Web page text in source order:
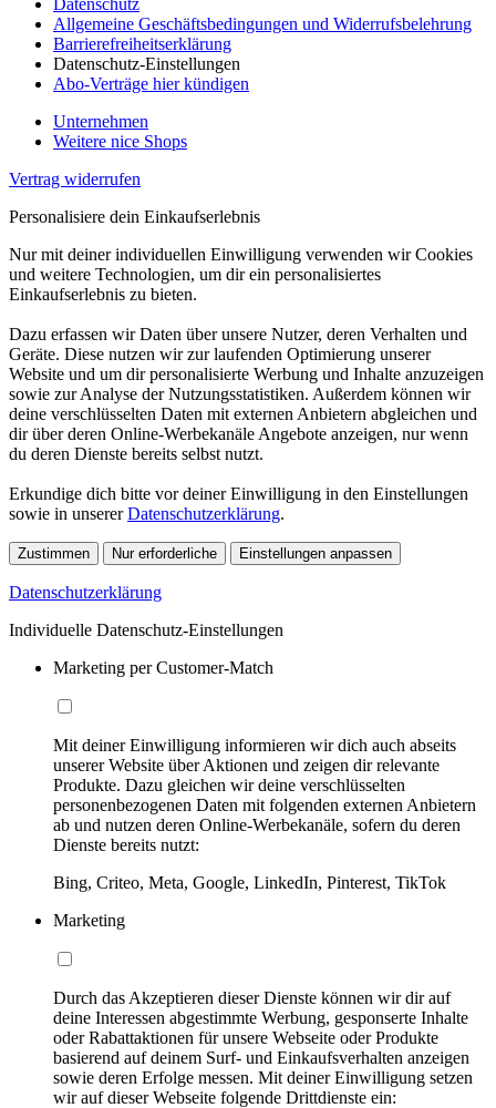
Allgemeine Geschäftsbedingungen und Widerrufsbelehrung
Barrierefreiheitserklärung
Datenschutz-Einstellungen
Abo-Verträge hier kündigen
Unternehmen
Weitere nice Shops
Vertrag widerrufen
Personalisiere dein Einkaufserlebnis
Nur mit deiner individuellen Einwilligung verwenden wir Cookies
und weitere Technologien, um dir ein personalisiertes
Einkaufserlebnis zu bieten.
Dazu erfassen wir Daten über unsere Nutzer, deren Verhalten und
Geräte. Diese nutzen wir zur laufenden Optimierung unserer
Website und um dir personalisierte Werbung und Inhalte anzuzeigen
sowie zur Analyse der Nutzungsstatistiken. Außerdem können wir
deine verschlüsselten Daten mit externen Anbietern abgleichen und
dir über deren Online-Werbekanäle Angebote anzeigen, nur wenn
du deren Dienste bereits selbst nutzt.
Erkundige dich bitte vor deiner Einwilligung in den Einstellungen
sowie in unsererDatenschutzerklärung.
Zustimmen Nur erforderliche Einstellungen anpassen
Datenschutzerklärung
Individuelle Datenschutz-Einstellungen
Marketing per Customer-Match
Mit deiner Einwilligung informieren wir dich auch abseits
unserer Website über Aktionen und zeigen dir relevante
Produkte. Dazu gleichen wir deine verschlüsselten
personenbezogenen Daten mit folgenden externen Anbietern
ab und nutzen deren Online-Werbekanäle, sofern du deren
Dienste bereits nutzt:
Bing, Criteo, Meta, Google, LinkedIn, Pinterest, TikTok
Marketing
Durch das Akzeptieren dieser Dienste können wir dir auf
deine Interessen abgestimmte Werbung, gesponserte Inhalte
oder Rabattaktionen für unsere Webseite oder Produkte
basierend auf deinem Surf- und Einkaufsverhalten anzeigen
sowie deren Erfolge messen. Mit deiner Einwilligung setzen
wir auf dieser Webseite folgende Drittdienste ein: